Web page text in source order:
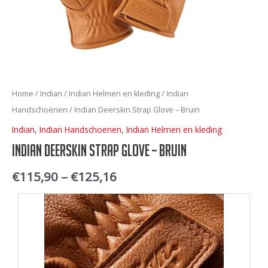
Home / Indian / Indian Helmen en kleding/ Indian
Handschoenen / Indian Deerskin Strap Glove – Bruin
Indian, Indian Handschoenen, Indian Helmen en kleding
Indian Deerskin Strap Glove – Bruin
€115,90 – €125,16